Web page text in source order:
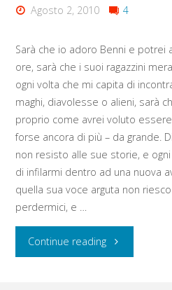
Agosto 2, 2010 4
Sarà che io adoro Benni e potrei
ore, sarà che i suoi ragazzini
ogni volta che mi capita di
maghi, diavolesse o alieni, sarà
proprio come avrei voluto
forse ancora di più – da grande.
non resisto alle sue storie, e
di infilarmi dentro ad una nuova
quella sua voce arguta non
perdermici, e …
Continue reading"Margherita